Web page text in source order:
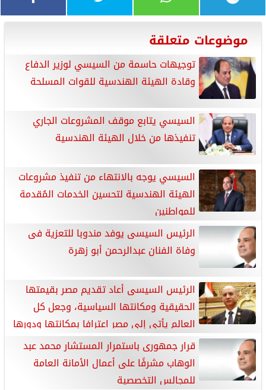
موضوعات متعلقة
توجيهات حاسمة من السيسي لوزير الدفاع
وقادة الهيئة الهندسية للقوات المسلحة
السيسي يتابع موقف المشروعات الجاري
تنفيذها من خلال الهيئة الهندسية
السيسي يوجه بالانتهاء من تنفيذ مشروعات
الهيئة الهندسية لتحسين الخدمات المُقدمة
للمواطنين
الرئيس السيسى يوفد مندوبا للتعزية فى
وفاة الفنان عبدالرحمن أبو زهرة
الرئيس السيسى أعاد تقديم مصر بقيمتها
الحقيقية ومكانتها السياسية، وجعل كل
العالم يأتي إلى مصر اعترافا بمكانتها ودورها
الريادي.”
قرار جمهورى باستمرار المستشار محمد عبد
الوهاب مشرفًا على أعمال الأمانة العامة
للمجالس التخصصية